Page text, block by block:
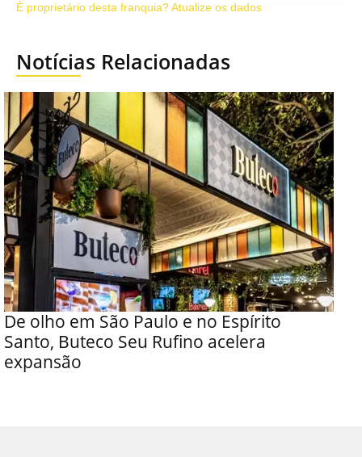
É proprietário desta franquia? Atualize os dados
Notícias Relacionadas
De olho em São Paulo e no Espírito
Santo, Buteco Seu Rufino acelera
expansão